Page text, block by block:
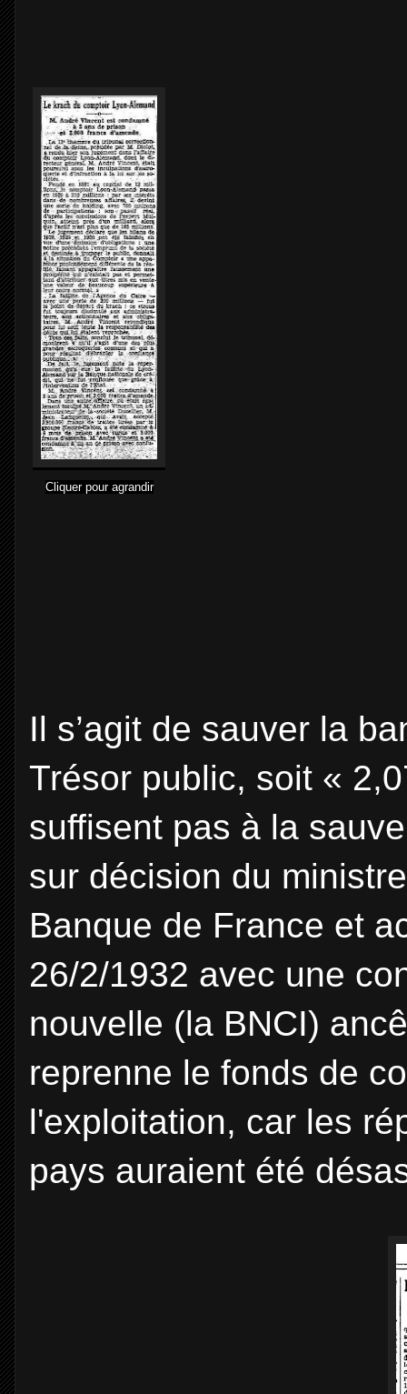
Cliquer pour agrandir
Il s’agit de sauver la
Trésor public, soit «
suffisent pas à la
sur décision du
Banque de France et
26/2/1932 avec une
nouvelle (la BNCI)
reprenne le fonds de
l'exploitation, car les
pays auraient été